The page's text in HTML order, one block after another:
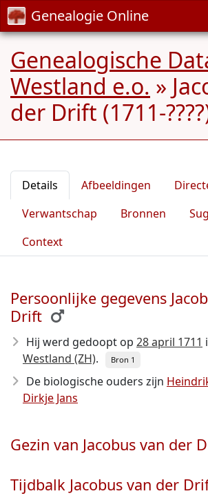
Genealogie Online
Genealogische
Westland e.o. »
der Drift (1711-
Details Afbeeldingen
Verwantschap
Bronnen
Context
Persoonlijke gegevens
Drift
Hij werd gedoopt op 28 april 1711
Westland (ZH). Bron 1
De biologische ouders zijn
Dirkje Jans
Gezin van Jacobus van der
Tijdbalk Jacobus van der